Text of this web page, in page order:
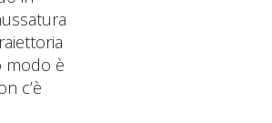
modo è
c’è